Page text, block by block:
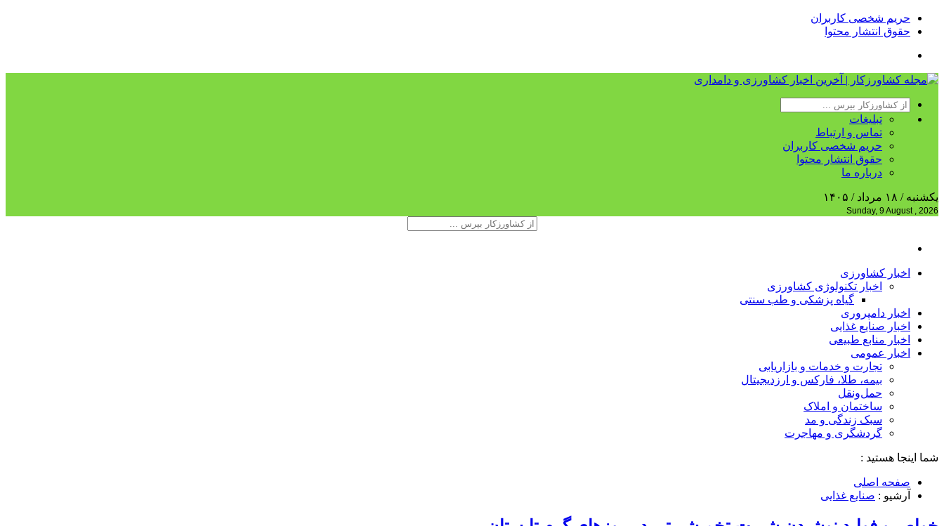
حریم شخصی کاربران
حقوق انتشار محتوا
تبلیغات
تماس و ارتباط
حریم شخصی کاربران
حقوق انتشار محتوا
درباره ما
یکشنبه / ۱۸ مرداد / ۱۴۰۵
Sunday, 9 August , 2026
اخبار کشاورزی
اخبار تکنولوژی کشاورزی
گیاه پزشکی و طب سنتی
اخبار دامپروری
اخبار صنایع غذایی
اخبار منابع طبیعی
اخبار عمومی
تجارت و خدمات و بازاریابی
بیمه، طلا، فارکس و ارزدیجیتال
حمل‌و‌نقل
ساختمان و املاک
سبک زندگی و مد
گردشگری و مهاجرت
شما اینجا هستید :
صفحه اصلی
آرشیو : صنایع غذایی